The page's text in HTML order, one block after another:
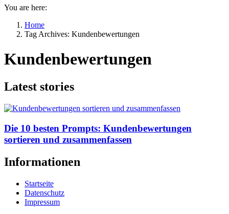
You are here:
Home
Tag Archives: Kundenbewertungen
Kundenbewertungen
Latest stories
Die 10 besten Prompts: Kundenbewertungen
sortieren und zusammenfassen
Informationen
Startseite
Datenschutz
Impressum